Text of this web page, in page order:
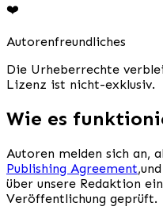
❤️
Autorenfreundliches
Die Urheberrechte
Lizenz ist nicht-exklusiv.
Wie es
Autoren melden sich an,
Publishing Agreement,
über unsere Redaktion
Veröffentlichung geprüft.